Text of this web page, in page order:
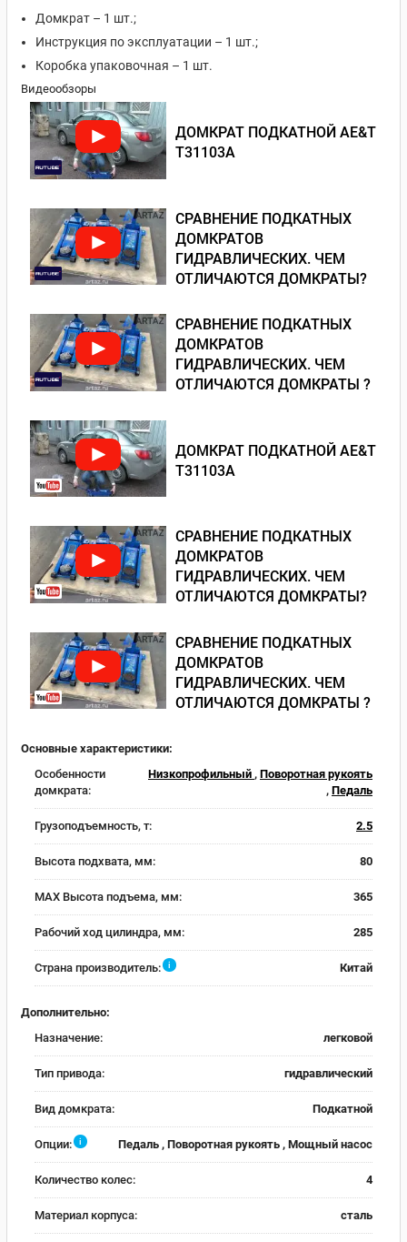
Домкрат – 1 шт.;
Инструкция по эксплуатации – 1 шт.;
Коробка упаковочная – 1 шт.
Видеообзоры
ДОМКРАТ ПОДКАТНОЙ AE&T
T31103A
СРАВНЕНИЕ ПОДКАТНЫХ
ДОМКРАТОВ
ГИДРАВЛИЧЕСКИХ. ЧЕМ
ОТЛИЧАЮТСЯ ДОМКРАТЫ?
СРАВНЕНИЕ ПОДКАТНЫХ
ДОМКРАТОВ
ГИДРАВЛИЧЕСКИХ. ЧЕМ
ОТЛИЧАЮТСЯ ДОМКРАТЫ ?
ДОМКРАТ ПОДКАТНОЙ AE&T
T31103A
СРАВНЕНИЕ ПОДКАТНЫХ
ДОМКРАТОВ
ГИДРАВЛИЧЕСКИХ. ЧЕМ
ОТЛИЧАЮТСЯ ДОМКРАТЫ?
СРАВНЕНИЕ ПОДКАТНЫХ
ДОМКРАТОВ
ГИДРАВЛИЧЕСКИХ. ЧЕМ
ОТЛИЧАЮТСЯ ДОМКРАТЫ ?
Основные характеристики:
Особенности
домкрата:
Низкопрофильный , Поворотная рукоять
, Педаль
Грузоподъемность, т: 2.5
Высота подхвата, мм: 80
MAX Высота подъема, мм: 365
Рабочий ход цилиндра, мм: 285
Страна производитель: i Китай
Дополнительно:
Назначение:
легковой
Тип привода: гидравлический
Вид домкрата: Подкатной
Опции: i Педаль , Поворотная рукоять , Мощный насос
Количество колес: 4
Материал корпуса: сталь